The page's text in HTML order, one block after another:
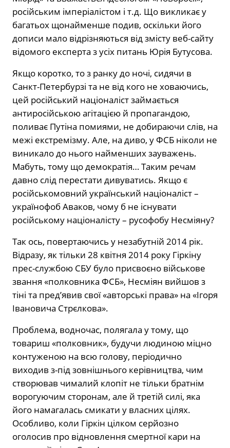
російським імперіалістом і т.д. Що викликає у
багатьох щонайменше подив, оскільки його
дописи мало відрізняються від змісту веб-сайту
відомого експерта з усіх питань Юрія Бутусова.
Якщо коротко, то з ранку до ночі, сидячи в
Санкт-Петербурзі та не від кого не ховаючись,
цей російський націоналіст займається
антиросійською агітацією й пропагандою,
поливає Путіна помиями, не добираючи слів, на
межі екстремізму. Але, на диво, у ФСБ ніколи не
виникало до нього найменших зауважень.
Мабуть, тому що демократія… Таким речам
давно слід перестати дивуватись. Якщо є
російськомовний український націоналіст –
українофоб Аваков, чому б не існувати
російському націоналісту – русофобу Несміяну?
Так ось, повертаючись у незабутній 2014 рік.
Відразу, як тільки 28 квітня 2014 року Гіркіну
прес-службою СБУ було присвоєно військове
звання «полковника ФСБ», Несміян вийшов з
тіні та пред’явив свої «авторські права» на «Ігоря
Івановича Стрєлкова».
Проблема, водночас, полягала у тому, що
товариш «полковник», будучи людиною міцно
контуженою на всю голову, періодично
виходив з-під зовнішнього керівництва, чим
створював чималий клопіт не тільки братнім
ворогуючим сторонам, але й третій силі, яка
його намагалась смикати у власних цілях.
Особливо, коли Гіркін цілком серйозно
оголосив про відновлення смертної кари на